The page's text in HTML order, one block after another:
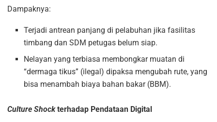
Dampaknya:
Terjadi antrean panjang di pelabuhan jika fasilitas
timbang dan SDM petugas belum siap.
Nelayan yang terbiasa membongkar muatan di
“dermaga tikus” (ilegal) dipaksa mengubah rute, yang
bisa menambah biaya bahan bakar (BBM).
Culture Shockterhadap Pendataan Digital